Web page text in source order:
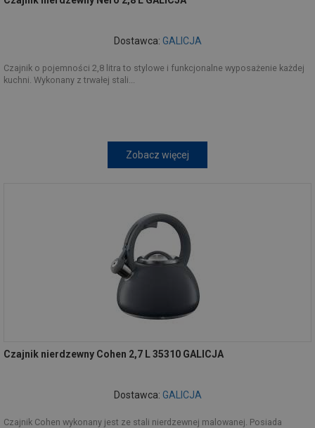
Dostawca: GALICJA
Czajnik o pojemności 2,8 litra to stylowe i funkcjonalne wyposażenie każdej
kuchni. Wykonany z trwałej stali...
Zobacz więcej
Czajnik nierdzewny Cohen 2,7 L 35310 GALICJA
Dostawca: GALICJA
Czajnik Cohen wykonany jest ze stali nierdzewnej malowanej. Posiada